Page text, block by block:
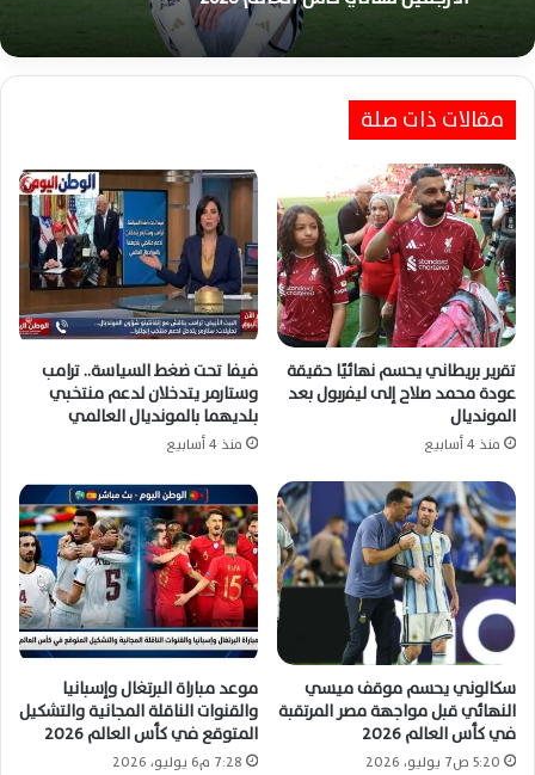
بالصور.. حزن ميسي يخطف الأنظار بعد خسارة
الأرجنتين نهائي كأس العالم 2026
فيديو – باريديس يعتدي على ثنائي إسبانيا عقب
خسارة الأرجنتين نهائي كأس العالم 2026 المثيرة
مقالات ذات صلة
تقرير بريطاني يحسم نهائيًا حقيقة
عودة محمد صلاح إلى ليفربول بعد
المونديال
منذ 4 أسابيع
فيفا تحت ضغط السياسة.. ترامب
وستارمر يتدخلان لدعم منتخبي
بلديهما بالمونديال العالمي
منذ 4 أسابيع
سكالوني يحسم موقف ميسي
النهائي قبل مواجهة مصر المرتقبة
في كأس العالم 2026
5:20 ص7 يوليو، 2026
موعد مباراة البرتغال وإسبانيا
والقنوات الناقلة المجانية والتشكيل
المتوقع في كأس العالم 2026
7:28 م6 يوليو، 2026